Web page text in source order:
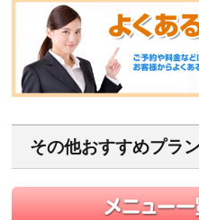
その他おすすめプラ